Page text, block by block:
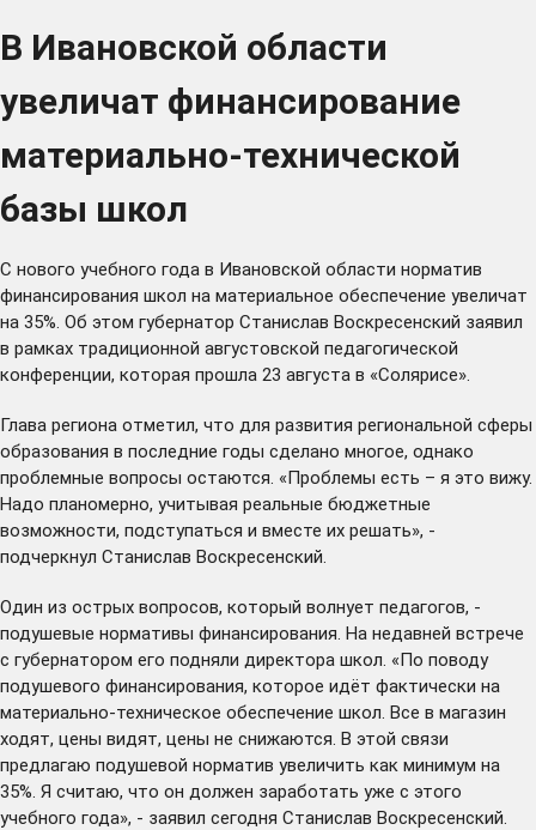
В Ивановской области
увеличат финансирование
материально-технической
базы школ
С нового учебного года в Ивановской области норматив
финансирования школ на материальное обеспечение увеличат
на 35%. Об этом губернатор Станислав Воскресенский заявил
в рамках традиционной августовской педагогической
конференции, которая прошла 23 августа в «Солярисе».
Глава региона отметил, что для развития региональной сферы
образования в последние годы сделано многое, однако
проблемные вопросы остаются. «Проблемы есть – я это вижу.
Надо планомерно, учитывая реальные бюджетные
возможности, подступаться и вместе их решать», -
подчеркнул Станислав Воскресенский.
Один из острых вопросов, который волнует педагогов, -
подушевые нормативы финансирования. На недавней встрече
с губернатором его подняли директора школ. «По поводу
подушевого финансирования, которое идёт фактически на
материально-техническое обеспечение школ. Все в магазин
ходят, цены видят, цены не снижаются. В этой связи
предлагаю подушевой норматив увеличить как минимум на
35%. Я считаю, что он должен заработать уже с этого
учебного года», - заявил сегодня Станислав Воскресенский.